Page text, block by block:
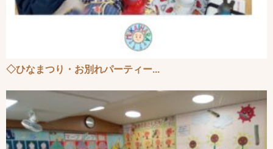
◇ひなまつり・お別れパーティー...